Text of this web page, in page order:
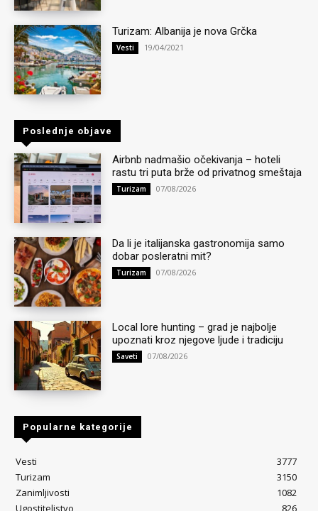
Turizam: Albanija je nova Grčka
Vesti 19/04/2021
Poslednje objave
Airbnb nadmašio očekivanja – hoteli
rastu tri puta brže od privatnog smeštaja
Turizam 07/08/2026
Da li je italijanska gastronomija samo
dobar posleratni mit?
Turizam 07/08/2026
Local lore hunting – grad je najbolje
upoznati kroz njegove ljude i tradiciju
Saveti 07/08/2026
Popularne kategorije
Vesti
3777
Turizam
3150
Zanimljivosti
1082
Ugostiteljstvo
826